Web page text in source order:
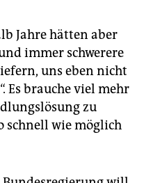
Jahre hätten aber
immer schwerere
uns eben nicht
Es brauche viel mehr
zu
schnell wie möglich